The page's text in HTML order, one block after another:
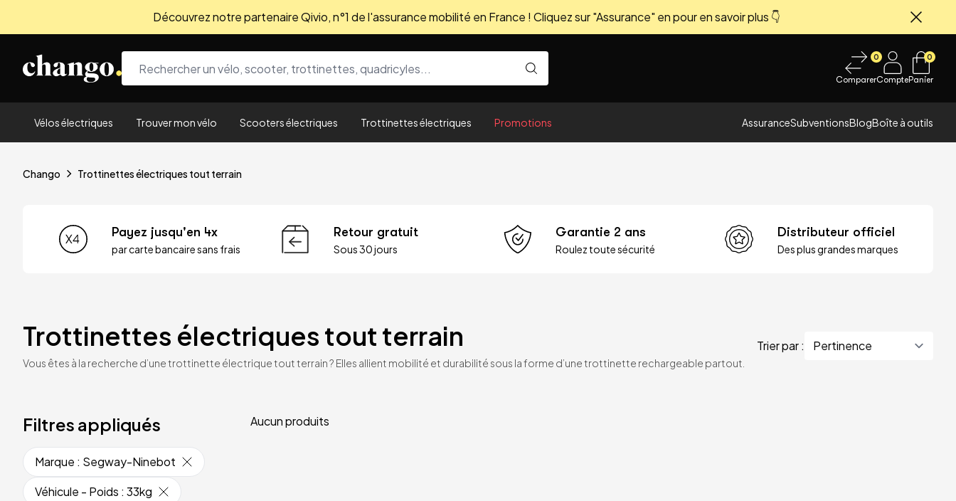
Découvrez notre partenaire Qivio, n°1 de l'assurance mobilité en France ! Cliquez sur "Assurance" en pour en savoir plus 👇
0
ComparerCompte
0
Panier
Vélos électriques Trouver mon vélo Scooters électriques Trottinettes électriques Promotions AssuranceSubventionsBlogBoîte à outils
Chango Trottinettes électriques tout terrain
Payez jusqu'en 4x
par carte bancaire sans frais
Retour gratuit
Sous 30 jours
Garantie 2 ans
Roulez toute sécurité
Distributeur officiel
Des plus grandes marques
Trottinettes électriques tout terrain
Vous êtes à la recherche d’une trottinette électrique tout terrain ? Elles allient mobilité et durabilité sous la forme d’une trottinette rechargeable partout.
Trier par :
Filtres appliqués
Marque : Segway-Ninebot
Véhicule - Poids : 33kg
Aucun produits